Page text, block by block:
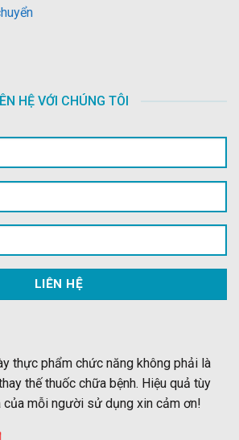
HỆ VỚI CHÚNG TÔI
thực phẩm chức năng không phải là
thế thuốc chữa bệnh. Hiệu quả tùy
của mỗi người sử dụng xin cảm ơn!